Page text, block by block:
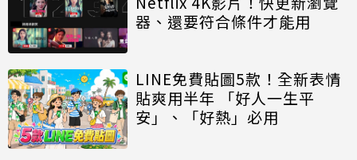
器、還要符合條件才能用
LINE免費貼圖5款！全新表情
貼爽用半年 「好人一生平
安」、「好熱」必用